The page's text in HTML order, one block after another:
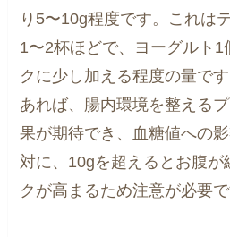
り5〜10g程度です。これは
1〜2杯ほどで、ヨーグルト1
クに少し加える程度の量で
あれば、腸内環境を整える
果が期待でき、血糖値への
対に、10gを超えるとお腹が
クが高まるため注意が必要で